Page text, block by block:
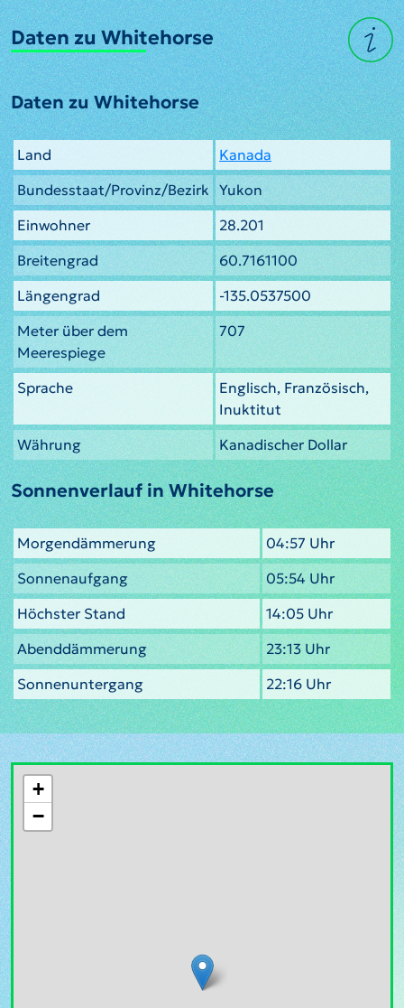
Daten zu Whitehorse
Daten zu Whitehorse
Land
Kanada
Bundesstaat/Provinz/Bezirk Yukon
Einwohner
28.201
Breitengrad
60.7161100
Längengrad
-135.0537500
Meter über dem
Meerespiege
707
Sprache
Englisch, Französisch,
Inuktitut
Währung
Kanadischer Dollar
Sonnenverlauf in Whitehorse
Morgendämmerung
04:57 Uhr
Sonnenaufgang
05:54 Uhr
Höchster Stand
14:05 Uhr
Abenddämmerung
23:13 Uhr
Sonnenuntergang
22:16 Uhr
+
−